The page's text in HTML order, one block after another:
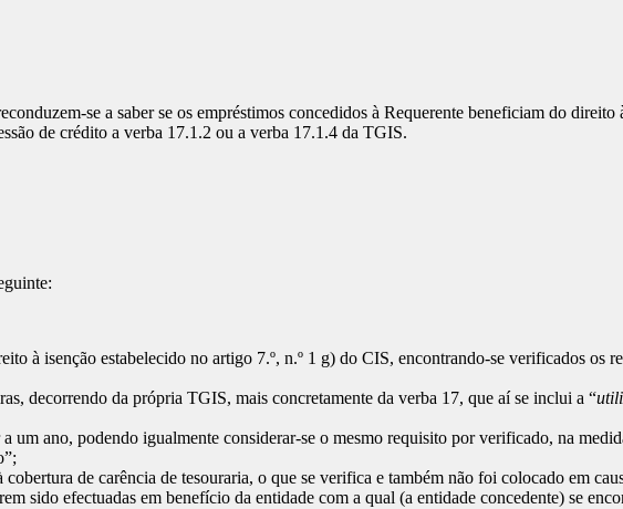
se a saber se os empréstimos concedidos à Requerente beneficiam do
de crédito a verba 17.1.2 ou a verba 17.1.4 da TGIS.
à isenção estabelecido no artigo 7.º, n.º 1 g) do CIS, encontrando-se verificados os
decorrendo da própria TGIS, mais concretamente da verba 17, que aí se inclui a “
um ano, podendo igualmente considerar-se o mesmo requisito por verificado, na
de carência de tesouraria, o que se verifica e também não foi colocado em
sido efectuadas em benefício da entidade com a qual (a entidade concedente) se